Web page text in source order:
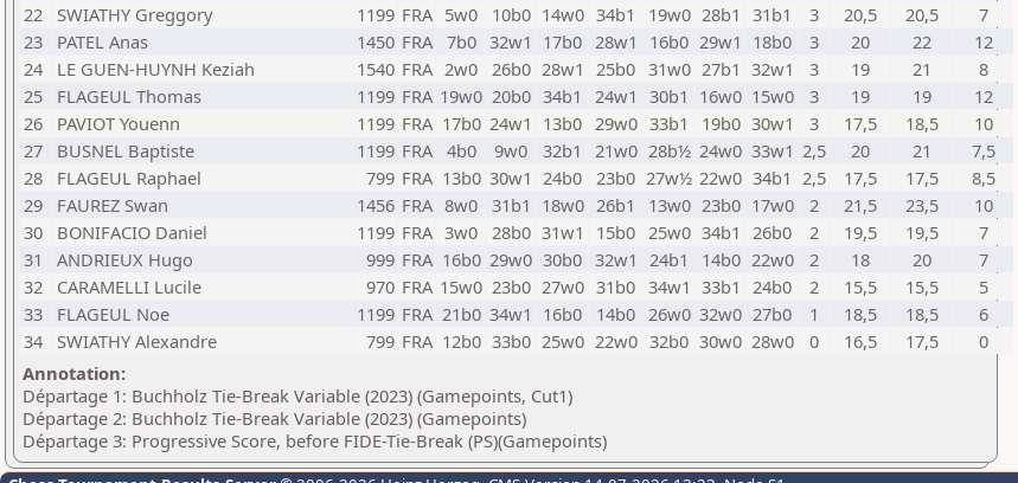
22
SWIATHY Greggory 1199 FRA 5w0 10b0 14w0 34b1 19w0 28b1 31b1 3 20,5 20,5
7
23
PATEL Anas 1450 FRA 7b0 32w1 17b0 28w1 16b0 29w1 18b0 3 20 22
12
24
LE GUEN-HUYNH Keziah 1540 FRA 2w0 26b0 28w1 25b0 31w0 27b1 32w1 3 19 21
8
25
FLAGEUL Thomas 1199 FRA 19w0 20b0 34b1 24w1 30b1 16w0 15w0 3 19 19
12
26
PAVIOT Youenn 1199 FRA 17b0 24w1 13b0 29w0 33b1 19b0 30w1 3 17,5 18,5
10
27
BUSNEL Baptiste 1199 FRA 4b0 9w0 32b1 21w0 28b½ 24w0 33w1 2,5 20 21
7,5
28
FLAGEUL Raphael 799 FRA 13b0 30w1 24b0 23b0 27w½ 22w0 34b1 2,5 17,5 17,5
8,5
29
FAUREZ Swan 1456 FRA 8w0 31b1 18w0 26b1 13w0 23b0 17w0 2 21,5 23,5
10
30
BONIFACIO Daniel 1199 FRA 3w0 28b0 31w1 15b0 25w0 34b1 26b0 2 19,5 19,5
7
31
ANDRIEUX Hugo 999 FRA 16b0 29w0 30b0 32w1 24b1 14b0 22w0 2 18 20
7
32
CARAMELLI Lucile 970 FRA 15w0 23b0 27w0 31b0 34w1 33b1 24b0 2 15,5 15,5
5
33
FLAGEUL Noe 1199 FRA 21b0 34w1 16b0 14b0 26w0 32w0 27b0 1 18,5 18,5
6
34
SWIATHY Alexandre 799 FRA 12b0 33b0 25w0 22w0 32b0 30w0 28w0 0 16,5 17,5
0
Annotation:
Départage 1: Buchholz Tie-Break Variable (2023) (Gamepoints, Cut1)
Départage 2: Buchholz Tie-Break Variable (2023) (Gamepoints)
Départage 3: Progressive Score, before FIDE-Tie-Break (PS)(Gamepoints)